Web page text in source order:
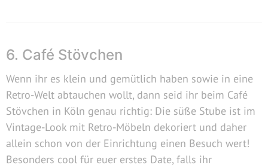
6. Café Stövchen
Wenn ihr es klein und gemütlich haben sowie in eine
Retro-Welt abtauchen wollt, dann seid ihr beim Café
Stövchen in Köln genau richtig: Die süße Stube ist im
Vintage-Look mit Retro-Möbeln dekoriert und daher
allein schon von der Einrichtung einen Besuch wert!
Besonders cool für euer erstes Date, falls ihr